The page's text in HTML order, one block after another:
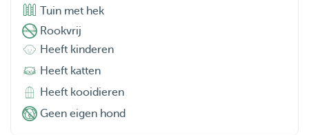
Tuin met hek
Rookvrij
Heeft kinderen
Heeft katten
Heeft kooidieren
Geen eigen hond